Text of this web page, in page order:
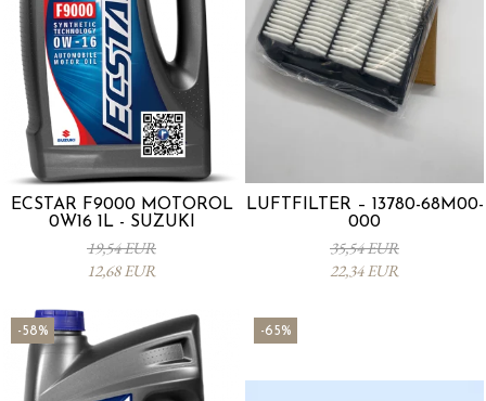
ECSTAR F9000 MOTORÖL
0W16 1L - SUZUKI
19,54 EUR
12,68 EUR
LUFTFILTER – 13780-68M00-
000
35,54 EUR
22,34 EUR
-58% -65%